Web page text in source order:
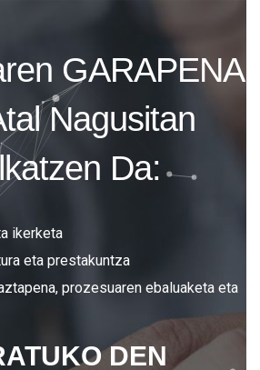
GARAPENA
Nagusitan
Da:
ikerketa
eta prestakuntza
prozesuaren ebaluaketa eta
DEN